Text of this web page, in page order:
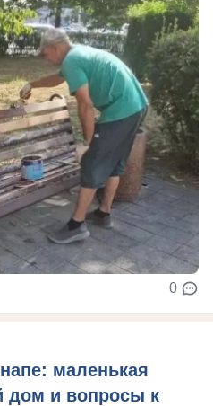
0
маленькая
дом и вопросы к